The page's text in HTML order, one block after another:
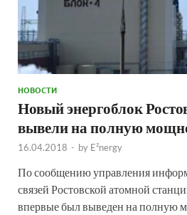
НОВОСТИ
Новый энергоблок
вывели на полную
16.04.2018 - by E²nergy
По сообщению управления
связей Ростовской атомной
впервые был выведен на полную